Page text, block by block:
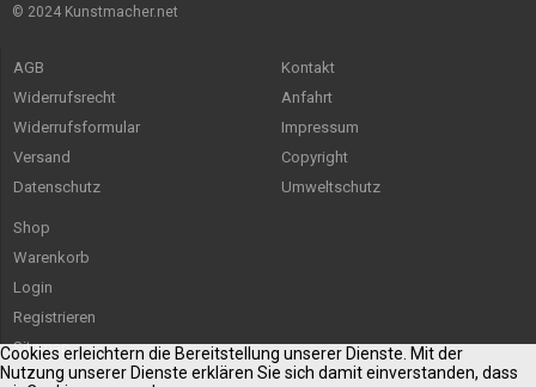
© 2024 Kunstmacher.net
AGB
Widerrufsrecht
Widerrufsformular
Versand
Datenschutz
Kontakt
Anfahrt
Impressum
Copyright
Umweltschutz
Shop
Warenkorb
Login
Registrieren
Sitemap
Cookies erleichtern die Bereitstellung unserer Dienste. Mit der
Nutzung unserer Dienste erklären Sie sich damit einverstanden, dass